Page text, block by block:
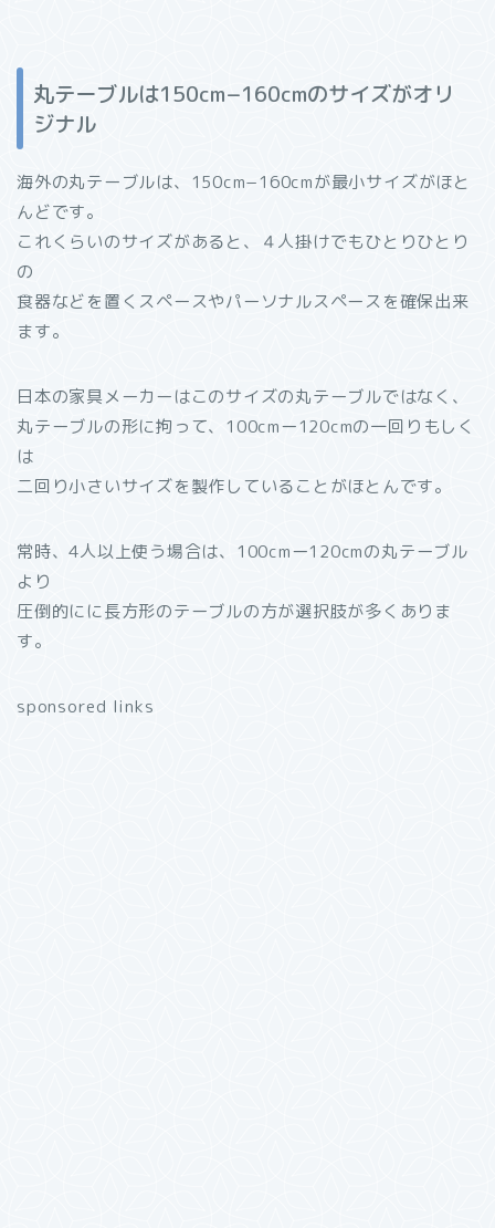
丸テーブルは150cm−160cmのサイズがオリ
ジナル
海外の丸テーブルは、150cm−160cmが最小サイズがほと
んどです。
これくらいのサイズがあると、４人掛けでもひとりひとり
の
食器などを置くスペースやパーソナルスペースを確保出来
ます。
日本の家具メーカーはこのサイズの丸テーブルではなく、
丸テーブルの形に拘って、100cmー120cmの一回りもしく
は
二回り小さいサイズを製作していることがほとんです。
常時、4人以上使う場合は、100cmー120cmの丸テーブル
より
圧倒的にに長方形のテーブルの方が選択肢が多くありま
す。
sponsored links